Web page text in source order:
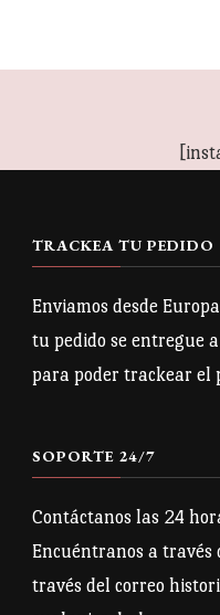
de
variantes.
se
pueden
elegir
en
producto
TRACKEA TU PEDIDO
Enviamos desde
tu pedido se entregue
para poder trackear el
SOPORTE 24/7
Contáctanos las 24
Encuéntranos a través
través del correo